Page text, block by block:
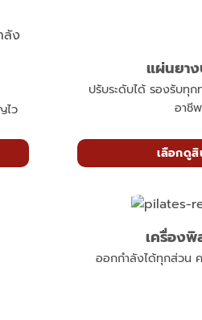
ไว
แผ่นยา
ปรับระดับได้ รองรับทุก
อาชีพ
เลือกดูสิ
เครื่องพิ
ออกกำลังได้ทุกส่วน ค